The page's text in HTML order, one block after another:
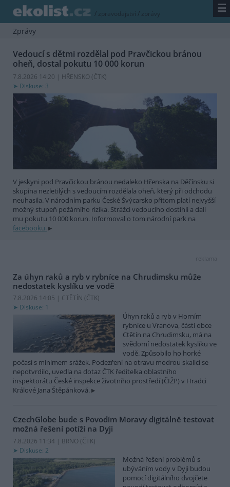
/ zpravodajství / zprávy ☰
Zprávy
Vedoucí s dětmi rozdělal pod Pravčickou bránou
oheň, dostal pokutu 10 000 korun
7.8.2026 14:20 | HŘENSKO (ČTK)
Diskuse: 3
V jeskyni pod Pravčickou bránou nedaleko Hřenska na Děčínsku si
skupina nezletilých s vedoucím rozdělala oheň, který při odchodu
neuhasila. V národním parku České Švýcarsko přitom platí nejvyšší
možný stupeň požárního rizika. Strážci vedoucího dostihli a dali
mu pokutu 10 000 korun. Informoval o tom národní park na
facebooku.
reklama
Za úhyn raků a ryb v rybníce na Chrudimsku může
nedostatek kyslíku ve vodě
7.8.2026 14:05 | CTĚTÍN (ČTK)
Diskuse: 1
Úhyn raků a ryb v Horním
rybníce u Vranova, části obce
Ctětín na Chrudimsku, má na
svědomí nedostatek kyslíku ve
vodě. Způsobilo ho horké
počasí s minimem srážek. Podezření na otravu modrou skalicí se
nepotvrdilo, uvedla na dotaz ČTK ředitelka oblastního
inspektorátu České inspekce životního prostředí (ČIŽP) v Hradci
Králové Jana Štěpánková.
CzechGlobe bude s Povodím Moravy digitálně testovat
možná řešení potíží na Dyji
7.8.2026 11:34 | BRNO (ČTK)
Diskuse: 2
Možná řešení problémů s
ubýváním vody v Dyji budou
pomocí digitálního dvojčete